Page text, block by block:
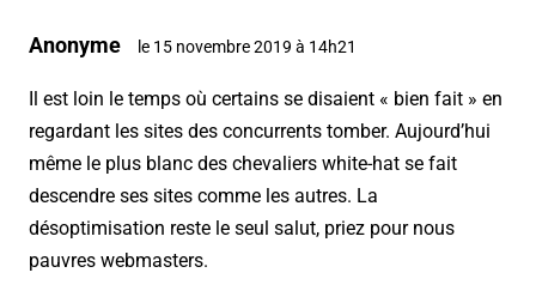
Anonyme le 15 novembre 2019 à 14h21
Il est loin le temps où certains se disaient « bien fait » en
regardant les sites des concurrents tomber. Aujourd’hui
même le plus blanc des chevaliers white-hat se fait
descendre ses sites comme les autres. La
désoptimisation reste le seul salut, priez pour nous
pauvres webmasters.